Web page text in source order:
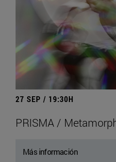
27 SEP / 19:30H
PRISMA /
Más información